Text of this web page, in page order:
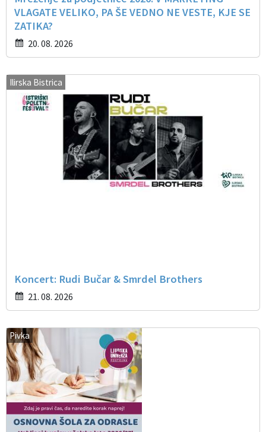
VLAGATE VELIKO, PA ŠE VEDNO NE VESTE, KJE SE
ZATIKA?
20. 08. 2026
Ilirska Bistrica
Koncert: Rudi Bučar & Smrdel Brothers
21. 08. 2026
Pivka